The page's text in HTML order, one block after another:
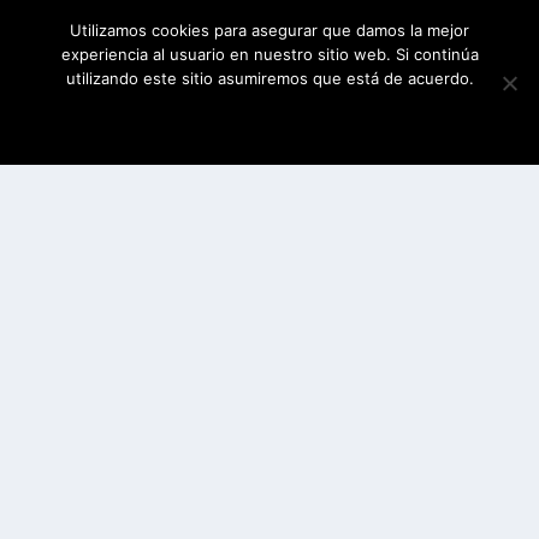
Utilizamos cookies para asegurar que damos la mejor
experiencia al usuario en nuestro sitio web. Si continúa
utilizando este sitio asumiremos que está de acuerdo.